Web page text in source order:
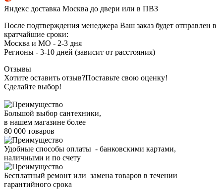
Яндекс доставка Москва до двери или в ПВЗ
После подтверждения менеджера Ваш заказ будет отправлен в
кратчайшие сроки:
Москва и МО - 2-3 дня
Регионы - 3-10 дней (зависит от расстояния)
Отзывы
Хотите оставить отзыв?Поставьте свою оценку!
Сделайте выбор!
Большой выбор сантехники,
в нашем магазине более
80 000 товаров
Удобные способы оплаты - банковскими картами,
наличными и по счету
Бесплатный ремонт или замена товаров в течении
гарантийного срока